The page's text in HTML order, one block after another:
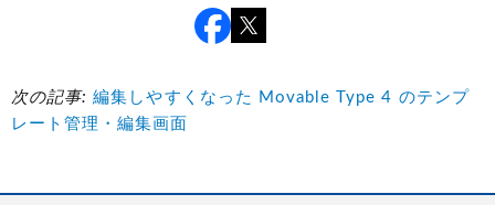
次の記事: 編集しやすくなった Movable Type 4 のテンプ
レート管理・編集画面